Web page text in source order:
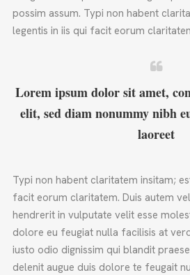
possim assum. Typi non habent
legentis in iis qui facit eorum
Lorem ipsum dolor sit amet,
elit, sed diam nonummy nibh
laoreet
Typi non habent claritatem insitam;
facit eorum claritatem. Duis autem
hendrerit in vulputate velit esse
dolore eu feugiat nulla facilisis at
iusto odio dignissim qui blandit
delenit augue duis dolore te feugait